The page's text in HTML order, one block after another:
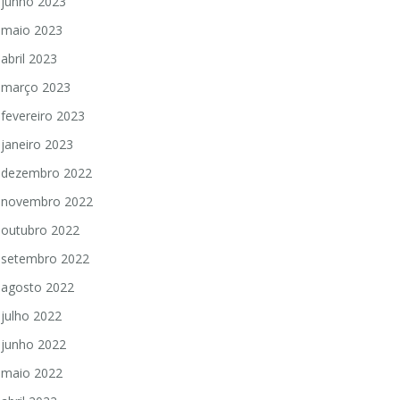
maio 2023
abril 2023
março 2023
fevereiro 2023
janeiro 2023
dezembro 2022
novembro 2022
outubro 2022
setembro 2022
agosto 2022
julho 2022
junho 2022
maio 2022